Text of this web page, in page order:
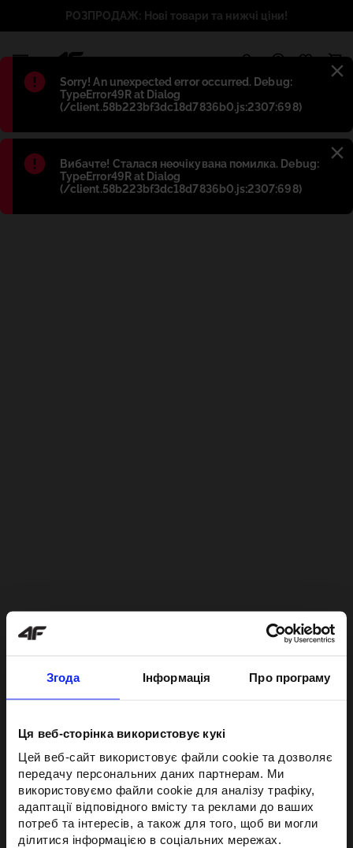
Згода Інформація Про програму
Ця веб-сторінка використовує кукі
Цей веб-сайт використовує файли cookie та дозволяє
передачу персональних даних партнерам. Ми
використовуємо файли cookie для аналізу трафіку,
адаптації відповідного вмісту та реклами до ваших
потреб та інтересів, а також для того, щоб ви могли
ділитися інформацією в соціальних мережах.
Błąd:
Sorry! An unexpected error occurred. Debug:
TypeError49R at Dialog
(/client.58b223bf3dc18d7836b0.js:2307:698)
Błąd:
Вибачте! Сталася неочікувана помилка. Debug:
TypeError49R at Dialog
(/client.58b223bf3dc18d7836b0.js:2307:698)
РОЗПРОДАЖ: Нові товари та нижчі ціни!